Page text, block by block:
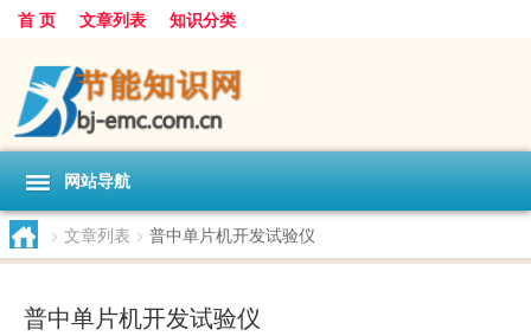
首 页 文章列表 知识分类
网站导航
> 文章列表 > 普中单片机开发试验仪
普中单片机开发试验仪